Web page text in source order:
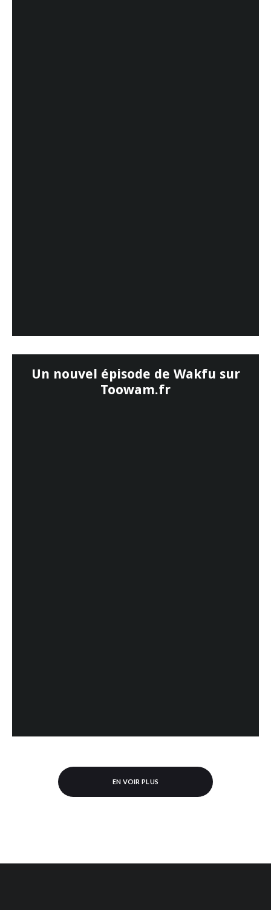
Un nouvel épisode de Wakfu sur
Toowam.fr
EN VOIR PLUS